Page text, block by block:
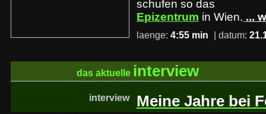
schufen so das
Epizentrum in Wien. ...
laenge: 4:55 min | datum:
das aktuelle interview
interview Meine Jahre bei